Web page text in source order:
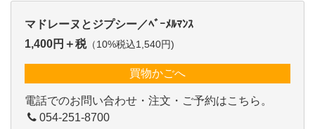
マドレーヌとジプシー／ﾍﾞｰﾒﾙﾏﾝｽ
1,400円＋税（10%税込1,540円)
買物かごへ
電話でのお問い合わせ・注文・ご予約はこちら。
054-251-8700